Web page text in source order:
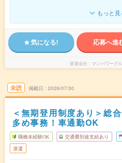
もっと見
気になる! 応募へ進
派遣会社 マンパワーグ
未読 掲載日 2026/07/30
＜無期登用制度あり＞総
多め事務！車通勤OK
職種未経験OK 交通費別途支給あり
派遣